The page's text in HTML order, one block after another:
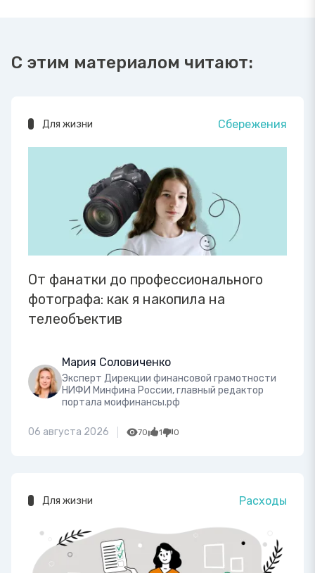
С этим материалом читают:
Для жизни Сбережения
От фанатки до профессионального
фотографа: как я накопила на
телеобъектив
Мария Соловиченко
Эксперт Дирекции финансовой грамотности
НИФИ Минфина России, главный редактор
портала моифинансы.рф
06 августа 2026 70 1 0
Для жизни Расходы